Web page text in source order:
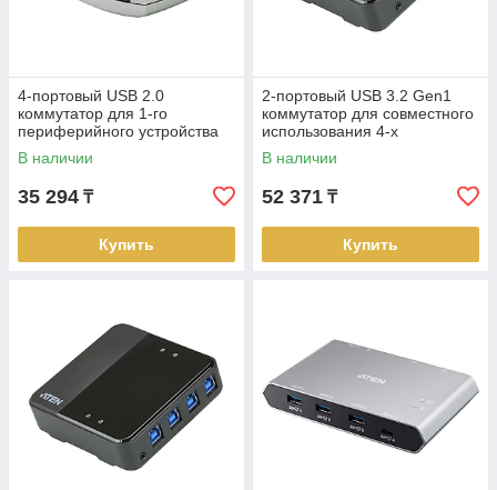
4-портовый USB 2.0
коммутатор для 1-го
периферийного устройства
US421A ATEN
В наличии
35 294 ₸
Купить
2-портовый USB 3.2 Gen1
коммутатор для совместного
использования 4-х
периферийных устройств
US234 ATEN
В наличии
52 371 ₸
Купить